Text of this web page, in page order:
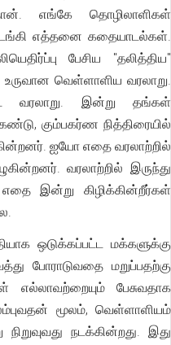
எங்கே தொழிலாளிகள்
எத்தனை கதையாடல்கள்.
பேசிய "தலித்திய"
உருவான வெள்ளாளிய வரலாறு.
வரலாறு. இன்று தங்கள்
கும்பகர்ண நித்திரையில்
ஐயோ எதை வரலாற்றில்
வரலாற்றில் இருந்து
இன்று கிழிக்கின்றீர்கள்
ஒடுக்கப்பட்ட மக்களுக்கு
போராடுவதை மறுப்பதற்கு
எல்லாவற்றையும் பேசுவதாக
மூலம், வெள்ளாளியம்
நடக்கின்றது. இது